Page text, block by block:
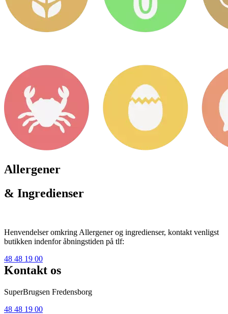
Allergener
& Ingredienser
Henvendelser omkring Allergener og ingredienser, kontakt venligst
butikken indenfor åbningstiden på tlf:
48 48 19 00
Kontakt os
SuperBrugsen Fredensborg
48 48 19 00